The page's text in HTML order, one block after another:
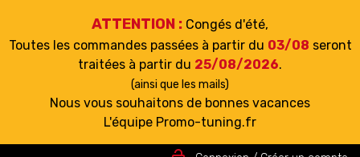
ATTENTION : Congés d'été,
Toutes les commandes passées à partir du 03/08 seront
traitées à partir du 25/08/2026.
(ainsi que les mails)
Nous vous souhaitons de bonnes vacances
L'équipe Promo-tuning.fr